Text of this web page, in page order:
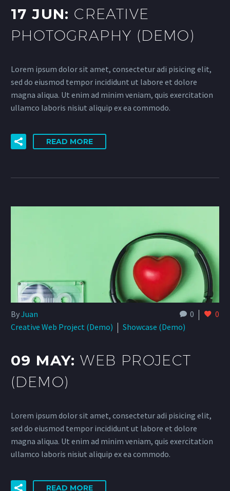
17 JUN: CREATIVE
PHOTOGRAPHY (DEMO)
Lorem ipsum dolor sit amet, consectetur adi pisicing elit,
sed do eiusmod tempor incididunt ut labore et dolore
magna aliqua. Ut enim ad minim veniam, quis exercitation
ullamco laboris nisiut aliquip ex ea commodo.
READ MORE
0 0
ByJuan
Creative Web Project (Demo)
Showcase (Demo)
09 MAY:WEB PROJECT
(DEMO)
Lorem ipsum dolor sit amet, consectetur adi pisicing elit,
sed do eiusmod tempor incididunt ut labore et dolore
magna aliqua. Ut enim ad minim veniam, quis exercitation
ullamco laboris nisiut aliquip ex ea commodo.
READ MORE